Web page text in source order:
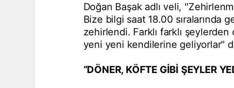
Doğan Başak adlı veli,
Bize bilgi saat 18.00 sıralarında
zehirlendi. Farklı farklı
yeni yeni kendilerine geliyorlar"
“DÖNER, KÖFTE GİBİ ŞEYLER